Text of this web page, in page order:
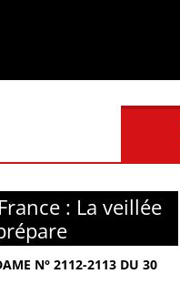
: La veillée
N° 2112-2113 DU 30